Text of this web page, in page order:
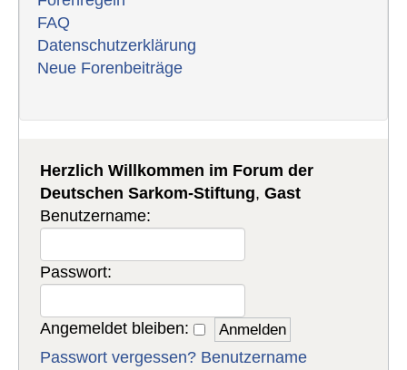
FAQ
Datenschutzerklärung
Neue Forenbeiträge
Herzlich Willkommen im Forum der
Deutschen Sarkom-Stiftung,Gast
Benutzername:
Passwort:
Angemeldet bleiben:
Passwort vergessen? Benutzername